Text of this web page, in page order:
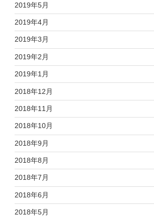
2019年5月
2019年4月
2019年3月
2019年2月
2019年1月
2018年12月
2018年11月
2018年10月
2018年9月
2018年8月
2018年7月
2018年6月
2018年5月